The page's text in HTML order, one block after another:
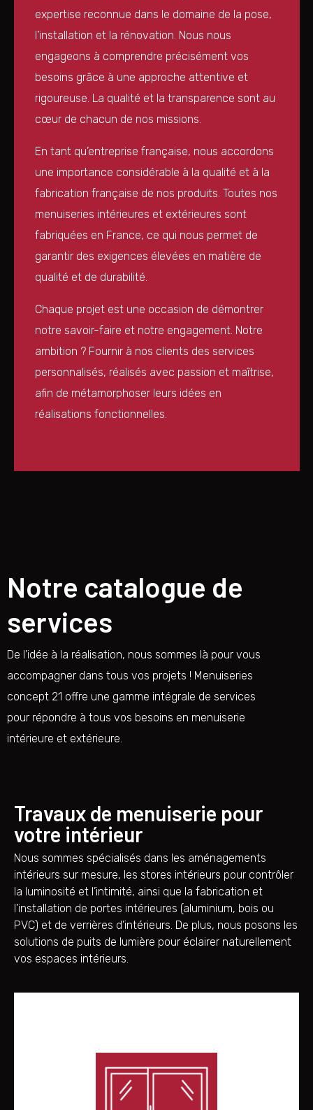
expertise reconnue dans le domaine de la pose,
l’installation et la rénovation. Nous nous
engageons à comprendre précisément vos
besoins grâce à une approche attentive et
rigoureuse. La qualité et la transparence sont au
cœur de chacun de nos missions.
En tant qu’entreprise française, nous accordons
une importance considérable à la qualité et à la
fabrication française de nos produits. Toutes nos
menuiseries intérieures et extérieures sont
fabriquées en France, ce qui nous permet de
garantir des exigences élevées en matière de
qualité et de durabilité.
Chaque projet est une occasion de démontrer
notre savoir-faire et notre engagement. Notre
ambition ? Fournir à nos clients des services
personnalisés, réalisés avec passion et maîtrise,
afin de métamorphoser leurs idées en
réalisations fonctionnelles.
Notre catalogue de
services
De l’idée à la réalisation, nous sommes là pour vous
accompagner dans tous vos projets ! Menuiseries
concept 21 offre une gamme intégrale de services
pour répondre à tous vos besoins en menuiserie
intérieure et extérieure.
Travaux de menuiserie pour
votre intérieur
Nous sommes spécialisés dans les aménagements
intérieurs sur mesure, les stores intérieurs pour contrôler
la luminosité et l’intimité, ainsi que la fabrication et
l’installation de portes intérieures (aluminium, bois ou
PVC) et de verrières d’intérieurs. De plus, nous posons les
solutions de puits de lumière pour éclairer naturellement
vos espaces intérieurs.